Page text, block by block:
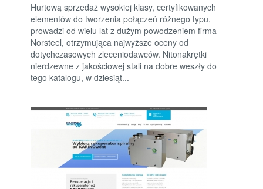
Hurtową sprzedaż wysokiej klasy, certyfikowanych
elementów do tworzenia połączeń różnego typu,
prowadzi od wielu lat z dużym powodzeniem firma
Norsteel, otrzymująca najwyższe oceny od
dotychczasowych zleceniodawców. Nitonakrętki
nierdzewne z jakościowej stali na dobre weszły do
tego katalogu, w dziesiąt...